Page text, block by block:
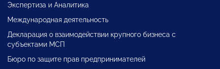
Экспертиза и Аналитика
Международная деятельность
Декларация о взаимодействии крупного бизнеса с
субъектами МСП
Бюро по защите прав предпринимателей